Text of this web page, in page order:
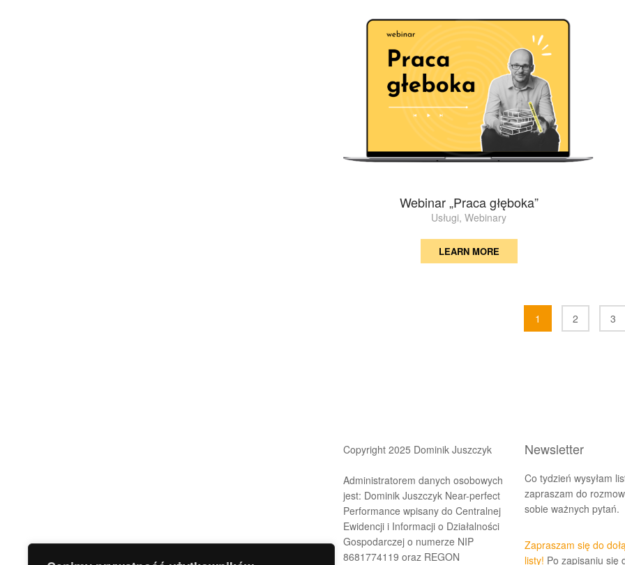
Webinar „Praca głęboka”
Usługi, Webinary
LEARN MORE
1 2 3
Copyright 2025 Dominik Juszczyk
Administratorem danych osobowych
jest: Dominik Juszczyk Near-perfect
Performance wpisany do Centralnej
Ewidencji i Informacji o Działalności
Gospodarczej o numerze NIP
8681774119 oraz REGON
Newsletter
Co tydzień wysyłam
zapraszam do
sobie ważnych pytań.
Zapraszam się do
listy! Po zapisaniu się